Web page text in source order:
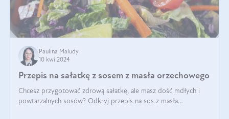
Paulina Maludy
10 kwi 2024
Przepis na sałatkę z sosem z masła orzechowego
Chcesz przygotować zdrową sałatkę, ale masz dość mdłych i
powtarzalnych sosów? Odkryj przepis na sos z masła